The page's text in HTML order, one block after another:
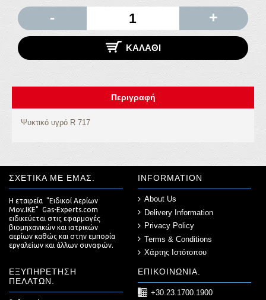
- +
ΚΑΛΆΘΙ
Περιγραφή
Ψυκτικό υγρό R 717
ΣΧΕΤΙΚΆ ΜΕ ΕΜΆΣ.
Η εταιρεία "Ειδικοί Αερίων
Μον.ΙΚΕ" Gas-Experts.com
ειδικεύεται στις εφαρμογές
βιομηχανικών και ιατρικών
αερίων καθώς και στην εμπορία
εργαλείων και άλλων συναφών.
INFORMATION
About Us
Delivery Information
Privacy Policy
Terms & Conditions
Χάρτης Ιστότοπου
ΕΞΥΠΗΡΈΤΗΣΗ
ΠΕΛΑΤΏΝ.
ΕΠΙΚΟΙΝΩΝΊΑ.
+30.23.1700.1900